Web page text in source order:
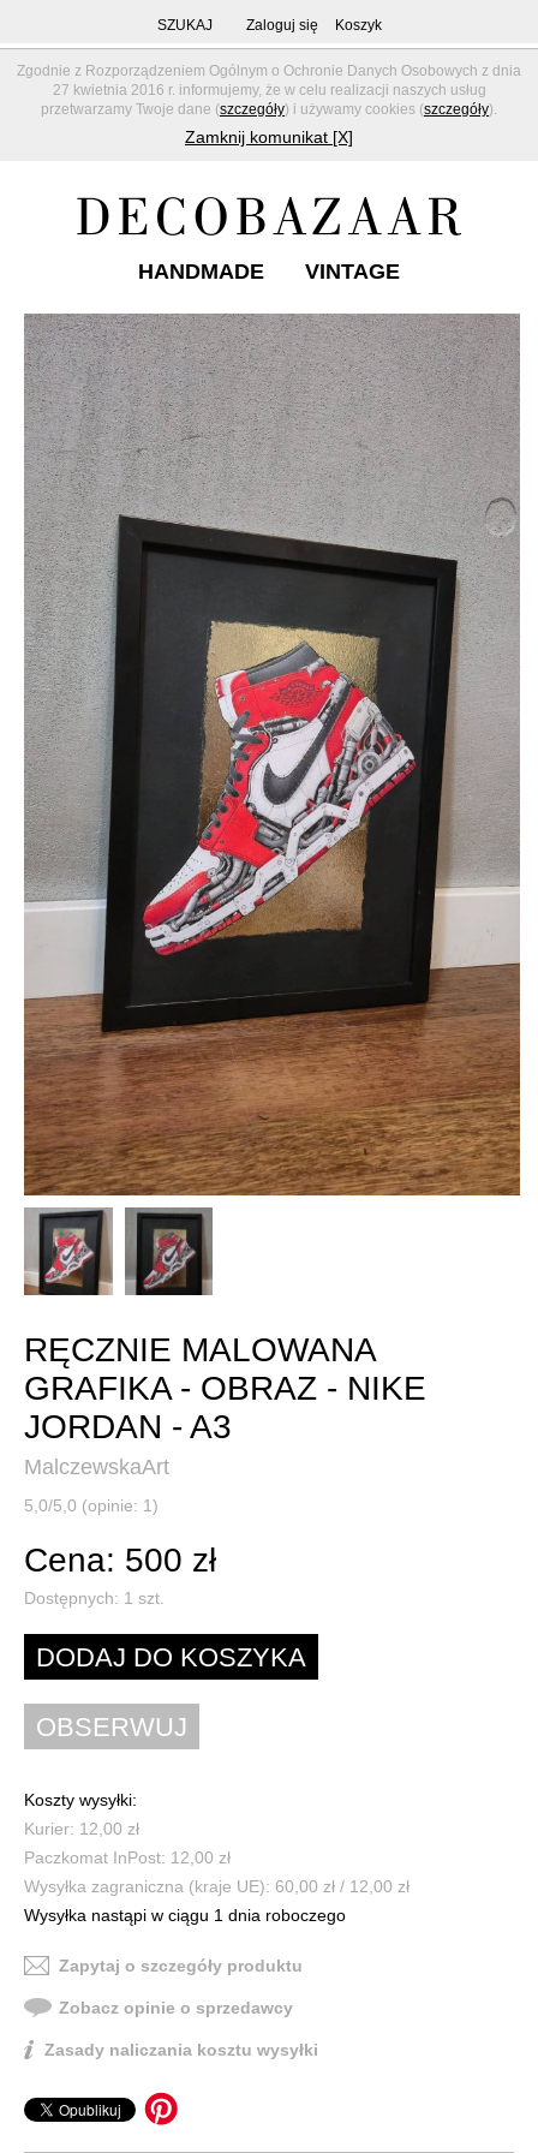
Zgodnie z Rozporządzeniem Ogólnym o Ochronie Danych Osobowych z dnia
27 kwietnia 2016 r. informujemy, że w celu realizacji naszych usług
przetwarzamy Twoje dane (szczegóły) i używamy cookies (szczegóły).
Zamknij komunikat [X]
SZUKAJ Zaloguj się Koszyk
HANDMADE VINTAGE
RĘCZNIE MALOWANA
GRAFIKA - OBRAZ - NIKE
JORDAN - A3
MalczewskaArt
5,0/5,0 (opinie: 1)
Cena: 500 zł
Dostępnych: 1 szt.
Koszty wysyłki:
Kurier: 12,00 zł
Paczkomat InPost: 12,00 zł
Wysyłka zagraniczna (kraje UE): 60,00 zł / 12,00 zł
Wysyłka nastąpi w ciągu 1 dnia roboczego
Zapytaj o szczegóły produktu
Zobacz opinie o sprzedawcy
Zasady naliczania kosztu wysyłki